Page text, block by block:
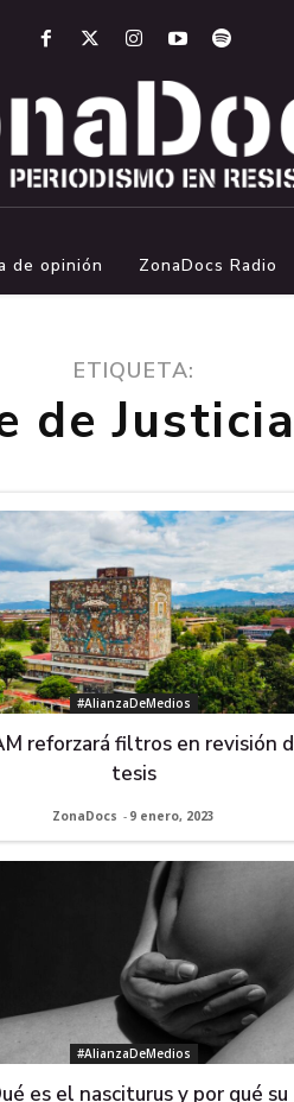
de opinión ZonaDocs Radio
ETIQUETA:
de
#AlianzaDeMedios
reforzará filtros en revisión
tesis
ZonaDocs - 9 enero, 2023
#AlianzaDeMedios
es el nasciturus y por qué su